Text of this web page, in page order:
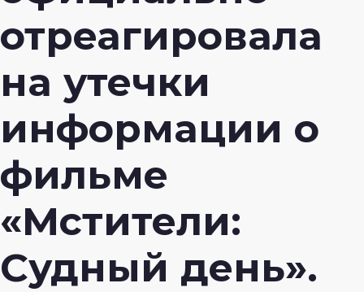
отреагировала
на утечки
информации о
фильме
«Мстители:
Судный день».